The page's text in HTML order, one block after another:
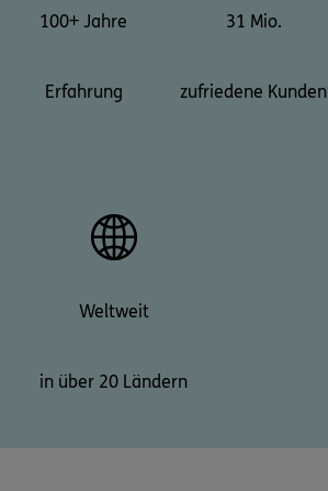
100+ Jahre
Erfahrung
31 Mio.
zufriedene Kunden
Weltweit
in über 20 Ländern